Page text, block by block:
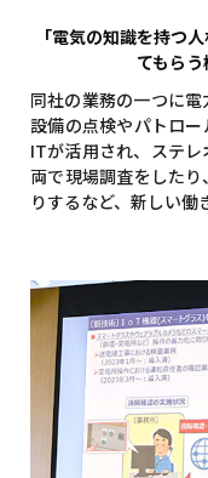
「電気の知識を持つ
てもら
同社の業務の一つに
設備の点検やパトロ
ITが活用され、ステ
両で現場調査をした
りするなど、新しい働